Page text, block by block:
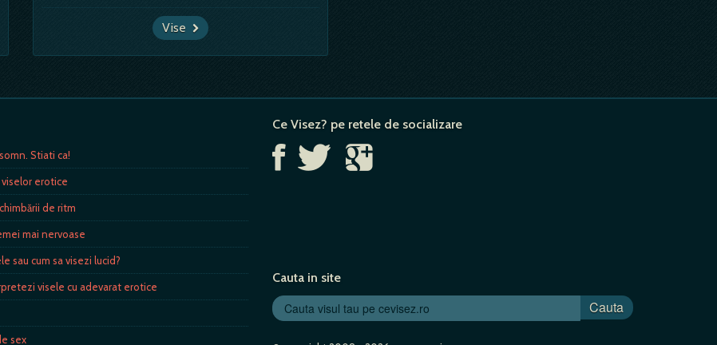
Vise
Stiati ca!
erotice
de ritm
mai nervoase
sau cum sa visezi lucid?
visele cu adevarat erotice
sex
Ce Visez? pe retele de socializare
Cauta in site
Cauta